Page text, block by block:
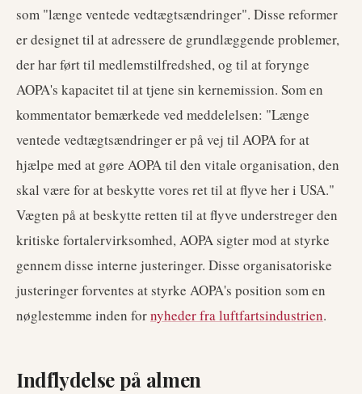
som "længe ventede vedtægtsændringer". Disse reformer
er designet til at adressere de grundlæggende problemer,
der har ført til medlemstilfredshed, og til at forynge
AOPA's kapacitet til at tjene sin kernemission. Som en
kommentator bemærkede ved meddelelsen: "Længe
ventede vedtægtsændringer er på vej til AOPA for at
hjælpe med at gøre AOPA til den vitale organisation, den
skal være for at beskytte vores ret til at flyve her i USA."
Vægten på at beskytte retten til at flyve understreger den
kritiske fortalervirksomhed, AOPA sigter mod at styrke
gennem disse interne justeringer. Disse organisatoriske
justeringer forventes at styrke AOPA's position som en
nøglestemme inden fornyheder fra luftfartsindustrien.
Indflydelse på almen